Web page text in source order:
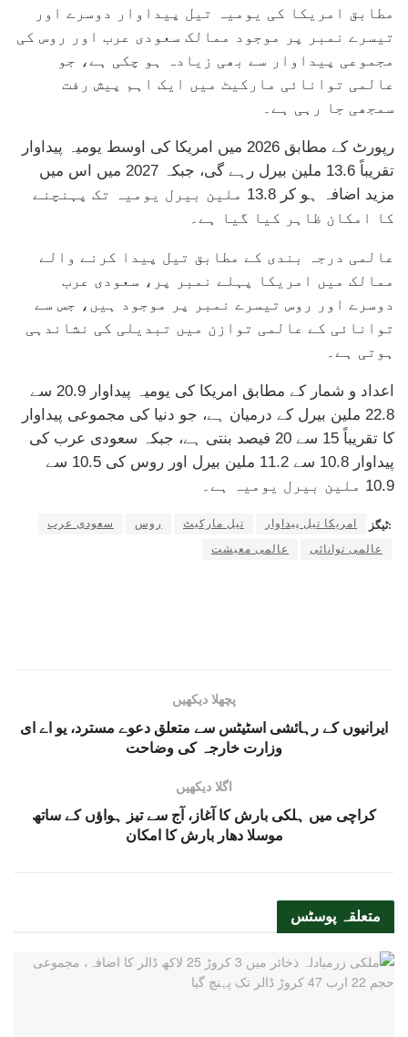
مطابق امریکا کی یومیہ تیل پیداوار دوسرے اور
تیسرے نمبر پر موجود ممالک سعودی عرب اور روس کی
مجموعی پیداوار سے بھی زیادہ ہو چکی ہے، جو
عالمی توانائی مارکیٹ میں ایک اہم پیش رفت
سمجھی جا رہی ہے۔
رپورٹ کے مطابق 2026 میں امریکا کی اوسط یومیہ پیداوار
تقریباً 13.6 ملین بیرل رہے گی، جبکہ 2027 میں اس میں
مزید اضافہ ہو کر 13.8 ملین بیرل یومیہ تک پہنچنے
کا امکان ظاہر کیا گیا ہے۔
عالمی درجہ بندی کے مطابق تیل پیدا کرنے والے
ممالک میں امریکا پہلے نمبر پر، سعودی عرب
دوسرے اور روس تیسرے نمبر پر موجود ہیں، جس سے
توانائی کے عالمی توازن میں تبدیلی کی نشاندہی
ہوتی ہے۔
اعداد و شمار کے مطابق امریکا کی یومیہ پیداوار 20.9 سے
22.8 ملین بیرل کے درمیان ہے، جو دنیا کی مجموعی پیداوار
کا تقریباً 15 سے 20 فیصد بنتی ہے، جبکہ سعودی عرب کی
پیداوار 10.8 سے 11.2 ملین بیرل اور روس کی 10.5 سے
10.9 ملین بیرل یومیہ ہے۔
ٹیگز: امریکا تیل پیداوار تیل مارکیٹ روس
سعودی عرب
عالمی توانائی
عالمی معیشت
پچھلا دیکھیں
ایرانیوں کے رہائشی اسٹیٹس سے متعلق دعوے مسترد، یو اے ای
وزارت خارجہ کی وضاحت
اگلا دیکھیں
کراچی میں ہلکی بارش کا آغاز، آج سے تیز ہواؤں کے ساتھ
موسلا دھار بارش کا امکان
متعلقہ پوسٹس